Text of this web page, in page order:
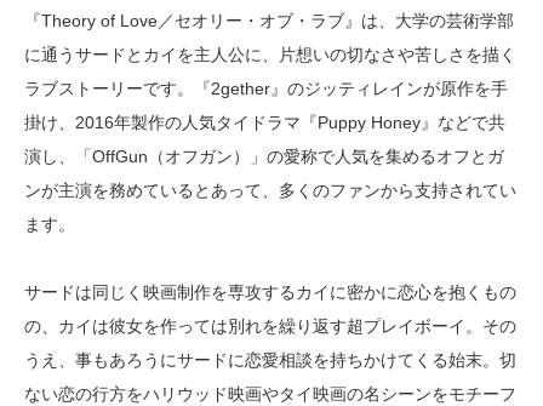
『Theory of Love／セオリー・オブ・ラブ』は、大学の芸術学部
に通うサードとカイを主人公に、片想いの切なさや苦しさを描く
ラブストーリーです。『2gether』のジッティレインが原作を手
掛け、2016年製作の人気タイドラマ『Puppy Honey』などで共
演し、「OffGun（オフガン）」の愛称で人気を集めるオフとガ
ンが主演を務めているとあって、多くのファンから支持されてい
ます。
サードは同じく映画制作を専攻するカイに密かに恋心を抱くもの
の、カイは彼女を作っては別れを繰り返す超プレイボーイ。その
うえ、事もあろうにサードに恋愛相談を持ちかけてくる始末。切
ない恋の行方をハリウッド映画やタイ映画の名シーンをモチーフ